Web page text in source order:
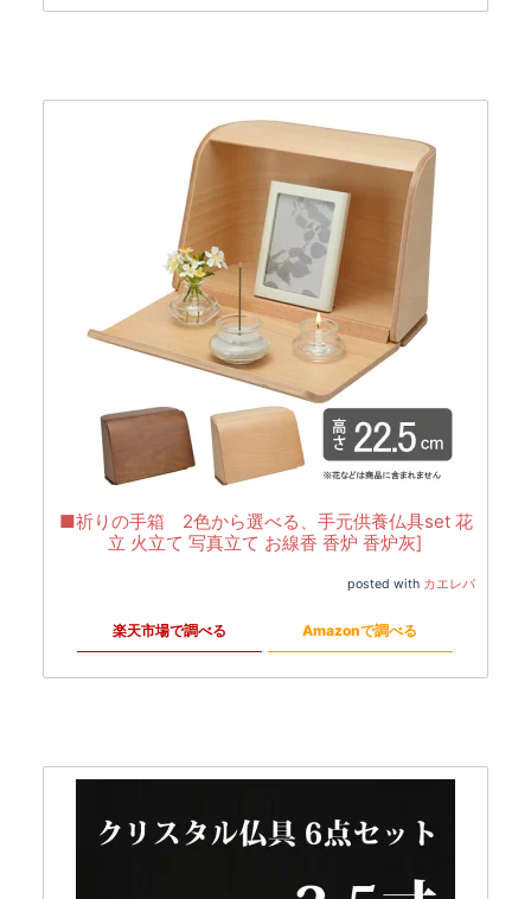
■祈りの手箱 2色から選べる、手元供養仏具set 花
立 火立て 写真立て お線香 香炉 香炉灰]
posted with カエレバ
楽天市場で調べる Amazonで調べる